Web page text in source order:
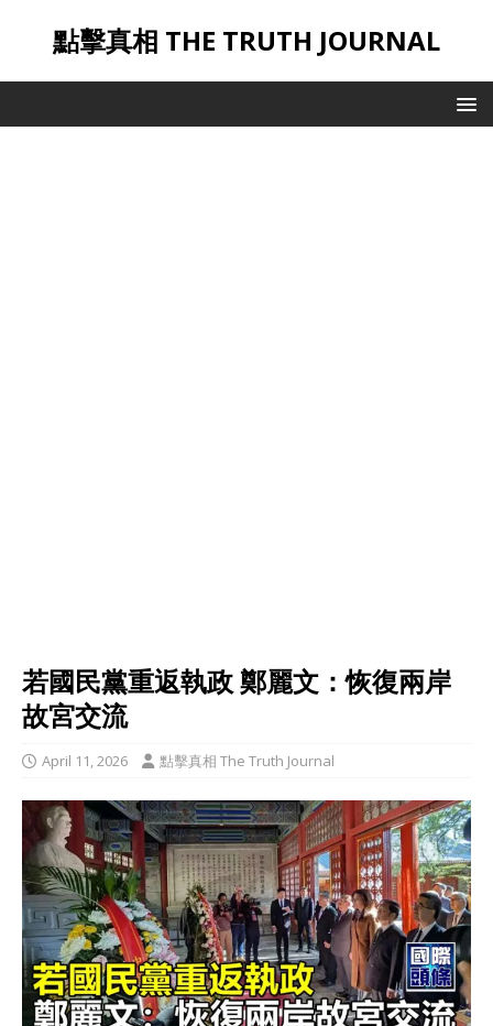
點擊真相 THE TRUTH JOURNAL
若國民黨重返執政 鄭麗文：恢復兩岸
故宮交流
April 11, 2026 點擊真相 The Truth Journal